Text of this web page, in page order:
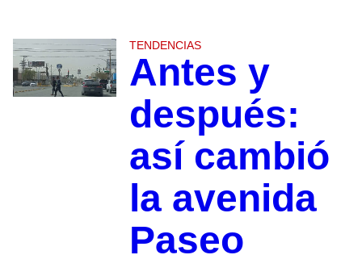
TENDENCIAS
Antes y
después:
así cambió
la avenida
Paseo